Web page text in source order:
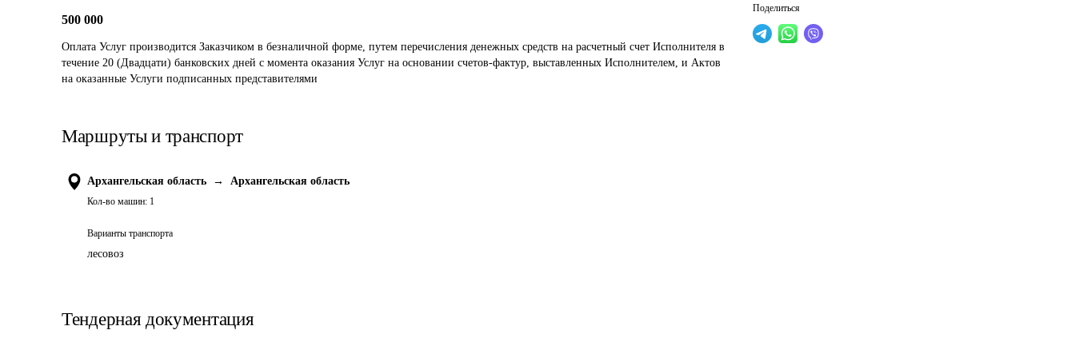
Поделиться
500 000
Оплата Услуг производится Заказчиком в безналичной форме, путем перечисления денежных средств на расчетный счет Исполнителя в
течение 20 (Двадцати) банковских дней с момента оказания Услуг на основании счетов-фактур, выставленных Исполнителем, и Актов
на оказанные Услуги подписанных представителями
Маршруты и транспорт
Архангельская область → Архангельская область
Кол-во машин: 1
Варианты транспорта
лесовоз
Тендерная документация